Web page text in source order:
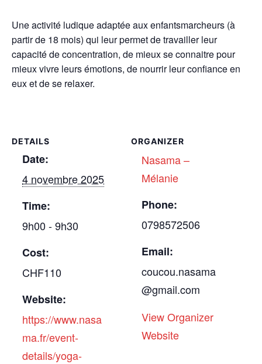
Une activité ludique adaptée aux enfantsmarcheurs (à
partir de 18 mois) qui leur permet de travailler leur
capacité de concentration, de mieux se connaitre pour
mieux vivre leurs émotions, de nourrir leur confiance en
eux et de se relaxer.
DETAILS
Date:
4 novembre 2025
Time:
9h00 - 9h30
Cost:
CHF110
Website:
https://www.nasa
ma.fr/event-
details/yoga-
ORGANIZER
Nasama –
Mélanie
Phone:
0798572506
Email:
coucou.nasama
@gmail.com
View Organizer
Website